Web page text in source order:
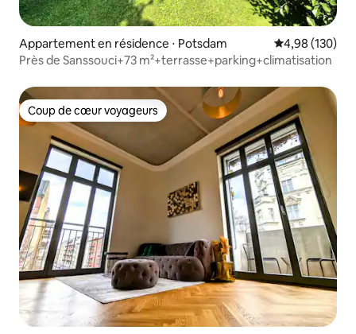
Appartement en résidence ⋅ Potsdam Évaluation
4,98 (130)
Près de Sanssouci+73 m²+terrasse+parking+climatisation
Coup de cœur voyageurs
Coup de cœur voyageurs